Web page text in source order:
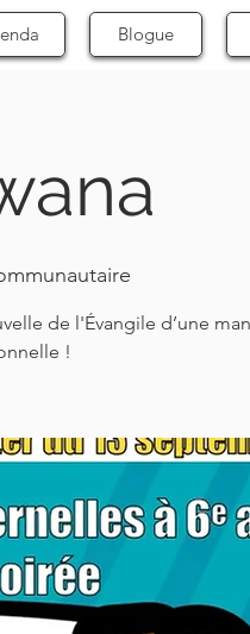
Blogue
de l'Évangile d’une
!